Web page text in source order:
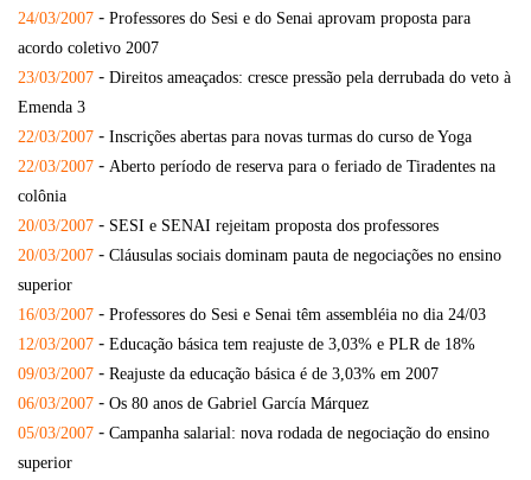
24/03/2007 - Professores do Sesi e do Senai aprovam proposta para
acordo coletivo 2007
23/03/2007 - Direitos ameaçados: cresce pressão pela derrubada do veto à
Emenda 3
22/03/2007 - Inscrições abertas para novas turmas do curso de Yoga
22/03/2007 - Aberto período de reserva para o feriado de Tiradentes na
colônia
20/03/2007 - SESI e SENAI rejeitam proposta dos professores
20/03/2007 - Cláusulas sociais dominam pauta de negociações no ensino
superior
16/03/2007 - Professores do Sesi e Senai têm assembléia no dia 24/03
12/03/2007 - Educação básica tem reajuste de 3,03% e PLR de 18%
09/03/2007 - Reajuste da educação básica é de 3,03% em 2007
06/03/2007 - Os 80 anos de Gabriel García Márquez
05/03/2007 - Campanha salarial: nova rodada de negociação do ensino
superior